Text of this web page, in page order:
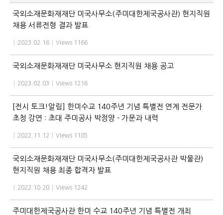
국외소재문화재재단 미국사무소(주미대한제국공사관) 현지직원
채용 서류전형 결과 발표
2023.02.16 Views 1166
국외소재문화재재단 미국사무소 현지직원 채용 공고
2023.02.03 Views 1216
[전시 토크!알림] 한미수교 140주년 기념 특별전 연계 전문가
초청 강연 : 초대 주미공사 박정양 - 가문과 내력
2022.11.12 Views 1185
국외소재문화재재단 미국사무소(주미대한제국공사관 박물관)
현지직원 채용 최종 합격자 발표
2022.10.20 Views 1242
주미대한제국공사관 한미 수교 140주년 기념 특별전 개최